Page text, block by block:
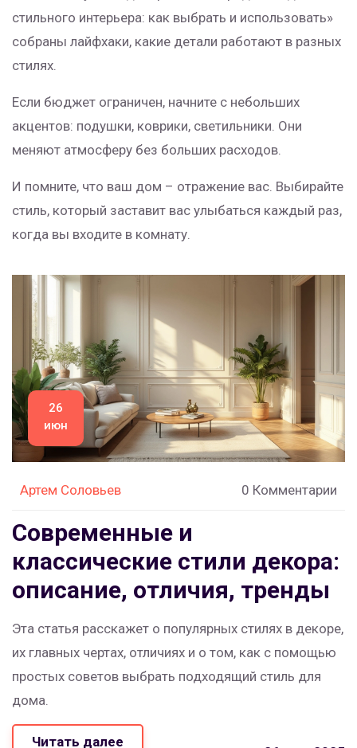
стильного интерьера: как выбрать и использовать»
собраны лайфхаки, какие детали работают в разных
стилях.
Если бюджет ограничен, начните с небольших
акцентов: подушки, коврики, светильники. Они
меняют атмосферу без больших расходов.
И помните, что ваш дом – отражение вас. Выбирайте
стиль, который заставит вас улыбаться каждый раз,
когда вы входите в комнату.
26
июн
Артем Соловьев 0 Комментарии
Современные и
классические стили декора:
описание, отличия, тренды
Эта статья расскажет о популярных стилях в декоре,
их главных чертах, отличиях и о том, как с помощью
простых советов выбрать подходящий стиль для
дома.
Читать далее